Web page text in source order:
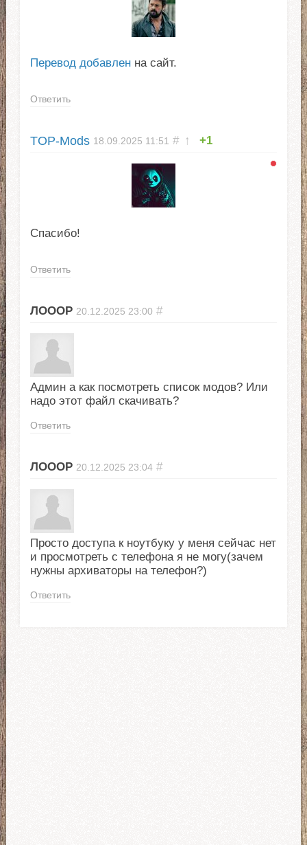
Перевод добавленна сайт.
Ответить
TOP-Mods 18.09.2025 11:51 # ↑ +1
Спасибо!
Ответить
ЛОООР 20.12.2025 23:00 #
Админ а как посмотреть список модов? Или
надо этот файл скачивать?
Ответить
ЛОООР 20.12.2025 23:04 #
Просто доступа к ноутбуку у меня сейчас нет
и просмотреть с телефона я не могу(зачем
нужны архиваторы на телефон?)
Ответить